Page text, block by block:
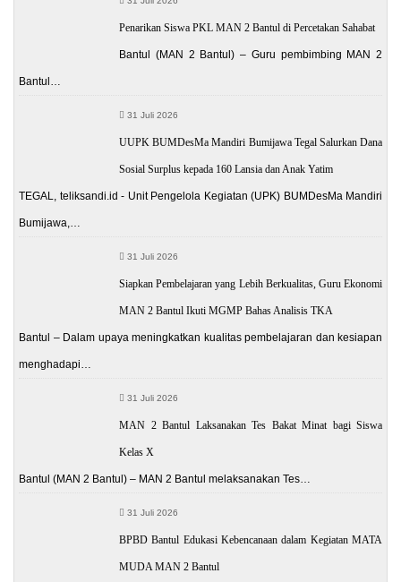
Penarikan Siswa PKL MAN 2 Bantul di Percetakan Sahabat
Bantul (MAN 2 Bantul) – Guru pembimbing MAN 2
Bantul…
31 Juli 2026
UUPK BUMDesMa Mandiri Bumijawa Tegal Salurkan Dana
Sosial Surplus kepada 160 Lansia dan Anak Yatim
TEGAL, teliksandi.id - Unit Pengelola Kegiatan (UPK) BUMDesMa Mandiri
Bumijawa,…
31 Juli 2026
Siapkan Pembelajaran yang Lebih Berkualitas, Guru Ekonomi
MAN 2 Bantul Ikuti MGMP Bahas Analisis TKA
Bantul – Dalam upaya meningkatkan kualitas pembelajaran dan kesiapan
menghadapi…
31 Juli 2026
MAN 2 Bantul Laksanakan Tes Bakat Minat bagi Siswa
Kelas X
Bantul (MAN 2 Bantul) – MAN 2 Bantul melaksanakan Tes…
31 Juli 2026
BPBD Bantul Edukasi Kebencanaan dalam Kegiatan MATA
MUDA MAN 2 Bantul